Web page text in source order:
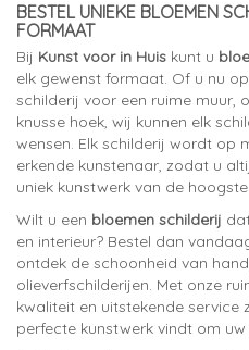
BESTEL UNIEKE BLOEMEN
FORMAAT
Bij Kunst voor in Huis kunt u
elk gewenst formaat. Of u nu
schilderij voor een ruime muur,
knusse hoek, wij kunnen elk
wensen. Elk schilderij wordt op
erkende kunstenaar, zodat u
uniek kunstwerk van de
Wilt u een bloemen schilderij
en interieur? Bestel dan
ontdek de schoonheid van
olieverfschilderijen. Met onze
kwaliteit en uitstekende
perfecte kunstwerk vindt om